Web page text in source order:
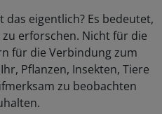
das eigentlich? Es bedeutet,
erforschen. Nicht für die
für die Verbindung zum
Pflanzen, Insekten, Tiere
zu beobachten